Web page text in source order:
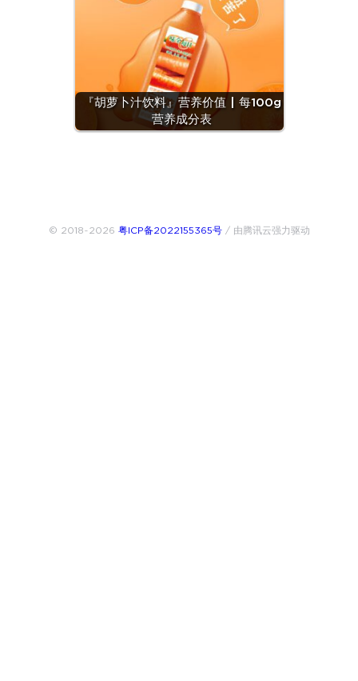
『胡萝卜汁饮料』营养价值 | 每100g
营养成分表
© 2018~2026 粤ICP备2022155365号/ 由腾讯云强力驱动